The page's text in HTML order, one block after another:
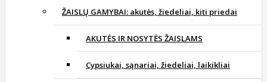
ŽAISLŲ GAMYBAI: akutės, žiedeliai, kiti priedai
AKUTĖS IR NOSYTĖS ŽAISLAMS
Cypsiukai, sąnariai, žiedeliai, laikikliai